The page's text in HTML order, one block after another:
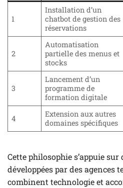
1
Installation d’un
chatbot de gestion des
réservations
2
Automatisation
partielle des menus et
stocks
3
Lancement d’un
programme de
formation digitale
4
Extension aux autres
domaines spécifiques
Cette philosophie s’appuie
développées par des agences
combinent technologie et